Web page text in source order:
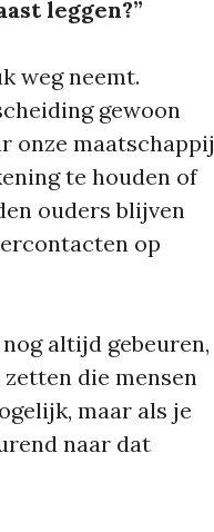
leggen?”
weg neemt.
gewoon
onze maatschappij
te houden of
ouders blijven
op
altijd gebeuren,
die mensen
maar als je
naar dat